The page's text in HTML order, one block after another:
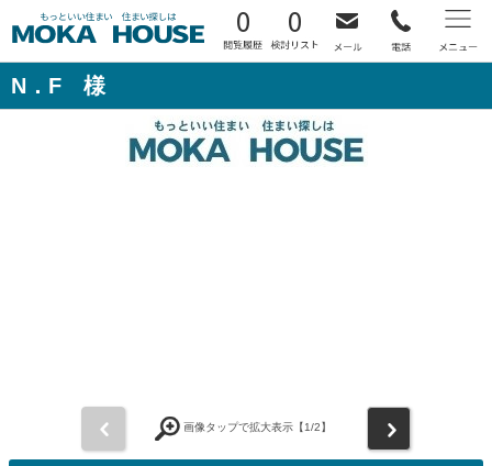
0 0
N．F 様
画像タップで拡大表示【1/2】